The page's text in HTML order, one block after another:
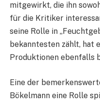
mitgewirkt, die ihn
für die Kritiker
seine Rolle in
bekanntesten zählt, hat
Produktionen ebenfalls
Eine der
Bökelmann eine Rolle